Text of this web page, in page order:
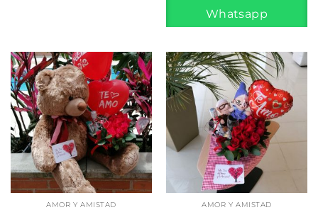
Whatsapp
AMOR Y AMISTAD AMOR Y AMISTAD